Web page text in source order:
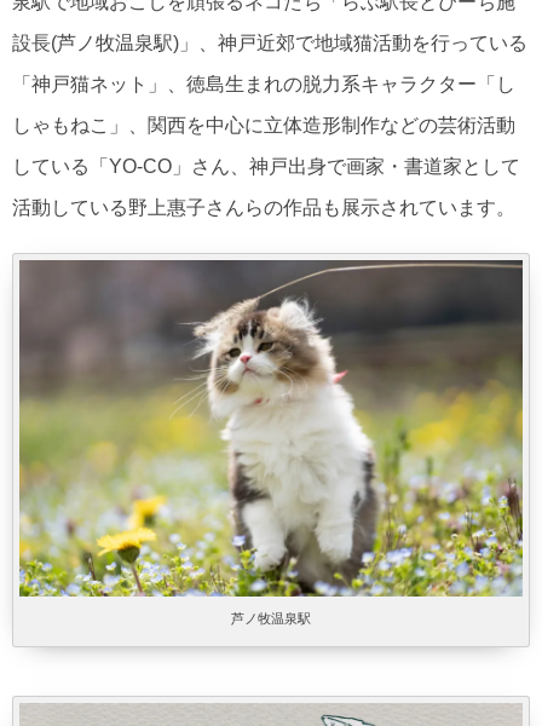
設長(芦ノ牧温泉駅)」、神戸近郊で地域猫活動を行っている
「神戸猫ネット」、徳島生まれの脱力系キャラクター「し
しゃもねこ」、関西を中心に立体造形制作などの芸術活動
している「YO-CO」さん、神戸出身で画家・書道家として
活動している野上惠子さんらの作品も展示されています。
芦ノ牧温泉駅